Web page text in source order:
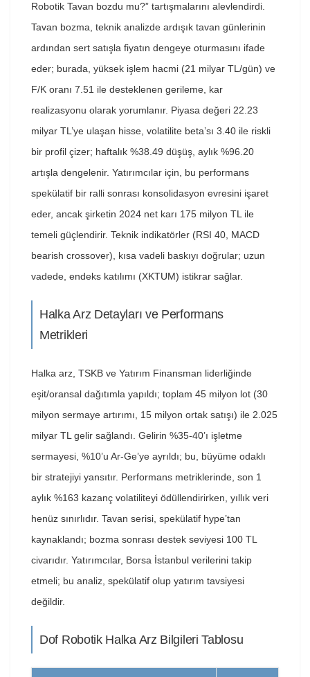
Robotik Tavan bozdu mu?” tartışmalarını alevlendirdi.
Tavan bozma, teknik analizde ardışık tavan günlerinin
ardından sert satışla fiyatın dengeye oturmasını ifade
eder; burada, yüksek işlem hacmi (21 milyar TL/gün) ve
F/K oranı 7.51 ile desteklenen gerileme, kar
realizasyonu olarak yorumlanır. Piyasa değeri 22.23
milyar TL’ye ulaşan hisse, volatilite beta’sı 3.40 ile riskli
bir profil çizer; haftalık %38.49 düşüş, aylık %96.20
artışla dengelenir. Yatırımcılar için, bu performans
spekülatif bir ralli sonrası konsolidasyon evresini işaret
eder, ancak şirketin 2024 net karı 175 milyon TL ile
temeli güçlendirir. Teknik indikatörler (RSI 40, MACD
bearish crossover), kısa vadeli baskıyı doğrular; uzun
vadede, endeks katılımı (XKTUM) istikrar sağlar.
Halka Arz Detayları ve Performans
Metrikleri
Halka arz, TSKB ve Yatırım Finansman liderliğinde
eşit/oransal dağıtımla yapıldı; toplam 45 milyon lot (30
milyon sermaye artırımı, 15 milyon ortak satışı) ile 2.025
milyar TL gelir sağlandı. Gelirin %35-40’ı işletme
sermayesi, %10’u Ar-Ge’ye ayrıldı; bu, büyüme odaklı
bir stratejiyi yansıtır. Performans metriklerinde, son 1
aylık %163 kazanç volatiliteyi ödüllendirirken, yıllık veri
henüz sınırlıdır. Tavan serisi, spekülatif hype’tan
kaynaklandı; bozma sonrası destek seviyesi 100 TL
civarıdır. Yatırımcılar, Borsa İstanbul verilerini takip
etmeli; bu analiz, spekülatif olup yatırım tavsiyesi
değildir.
Dof Robotik Halka Arz Bilgileri Tablosu